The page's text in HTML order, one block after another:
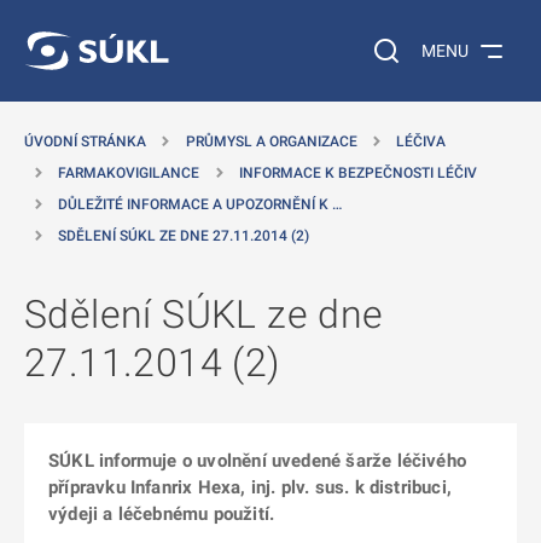
Vyhledávání na
MENU
ÚVODNÍ STRÁNKA PRŮMYSL A ORGANIZACE
LÉČIVA
FARMAKOVIGILANCE
INFORMACE K BEZPEČNOSTI LÉČIV
DŮLEŽITÉ INFORMACE A UPOZORNĚNÍ K …
SDĚLENÍ SÚKL ZE DNE 27.11.2014 (2)
Sdělení SÚKL ze dne
27.11.2014 (2)
SÚKL informuje o uvolnění uvedené šarže léčivého
přípravku Infanrix Hexa, inj. plv. sus. k distribuci,
výdeji a léčebnému použití.